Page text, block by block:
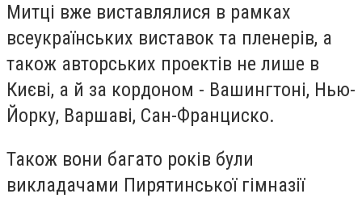
Митці вже виставлялися в рамках
всеукраїнських виставок та пленерів, а
також авторських проектів не лише в
Києві, а й за кордоном - Вашингтоні, Нью-
Йорку, Варшаві, Сан-Франциско.
Також вони багато років були
викладачами Пирятинської гімназії